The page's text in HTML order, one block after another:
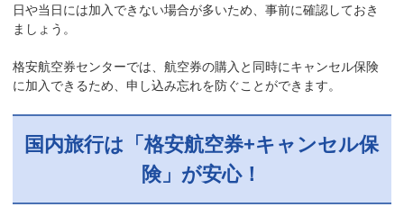
日や当日には加入できない場合が多いため、事前に確認しておき
ましょう。
格安航空券センターでは、航空券の購入と同時にキャンセル保険
に加入できるため、申し込み忘れを防ぐことができます。
国内旅行は「格安航空券+キャンセル保
険」が安心！